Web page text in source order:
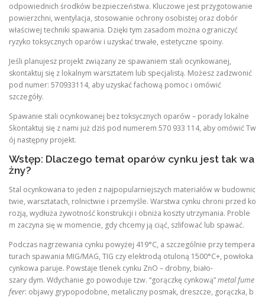
odpowiednich środków bezpieczeństwa. Kluczowe jest przygotowanie
powierzchni, wentylacja, stosowanie ochrony osobistej oraz dobór
właściwej techniki spawania. Dzięki tym zasadom można ograniczyć
ryzyko toksycznych oparów i uzyskać trwałe, estetyczne spoiny.
Jeśli planujesz projekt związany ze spawaniem stali ocynkowanej,
skontaktuj się z lokalnym warsztatem lub specjalistą. Możesz zadzwonić
pod numer: 570933114, aby uzyskać fachową pomoc i omówić
szczegóły.
Spawanie stali ocynkowanej bez toksycznych oparów – porady lokalne
Skontaktuj się z nami już dziś pod numerem 570 933 114, aby omówić Tw
ój następny projekt.
Wstęp: Dlaczego temat oparów cynku jest tak wa
żny?
Stal ocynkowana to jeden z najpopularniejszych materiałów w budownic
twie, warsztatach, rolnictwie i przemyśle. Warstwa cynku chroni przed ko
rozją, wydłuża żywotność konstrukcji i obniża koszty utrzymania. Proble
m zaczyna się w momencie, gdy chcemy ją ciąć, szlifować lub spawać.
Podczas nagrzewania cynku powyżej 419°C, a szczególnie przy tempera
turach spawania MIG/MAG, TIG czy elektrodą otuloną 1500°C+, powłoka
cynkowa paruje. Powstaje tlenek cynku ZnO – drobny, biało-
szary dym. Wdychanie go powoduje tzw. “gorączkę cynkową”metal fume
fever: objawy grypopodobne, metaliczny posmak, dreszcze, gorączka, b